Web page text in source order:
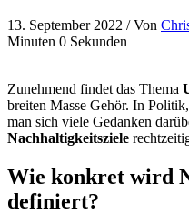
13. September 2022 / Von
Minuten 0 Sekunden
Zunehmend findet das Thema
breiten Masse Gehör. In
man sich viele Gedanken
Nachhaltigkeitsziele
Wie konkret wird
definiert?